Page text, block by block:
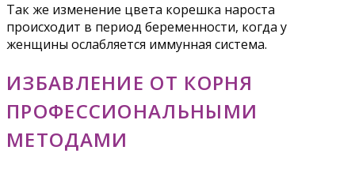
Так же изменение цвета корешка нароста
происходит в период беременности, когда у
женщины ослабляется иммунная система.
ИЗБАВЛЕНИЕ ОТ КОРНЯ
ПРОФЕССИОНАЛЬНЫМИ
МЕТОДАМИ